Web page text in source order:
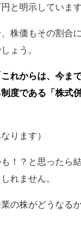
と明示しています
株価もその割合
ょう。
れからは、今ま
度である「株式
ります）
！？と思ったら
れません。
の株がどうなる